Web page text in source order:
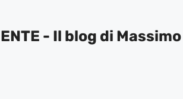
- Il blog di